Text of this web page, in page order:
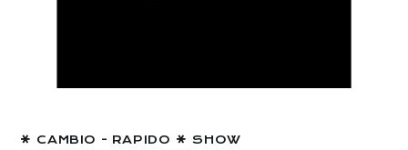
CAMBIO - RAPIDO SHOW